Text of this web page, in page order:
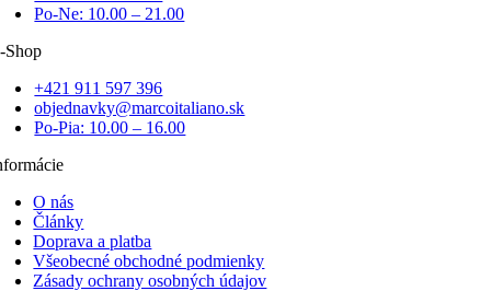
Po-Ne: 10.00 – 21.00
Shop
+421 911 597 396
objednavky@marcoitaliano.sk
Po-Pia: 10.00 – 16.00
O nás
Články
Doprava a platba
Všeobecné obchodné podmienky
Zásady ochrany osobných údajov